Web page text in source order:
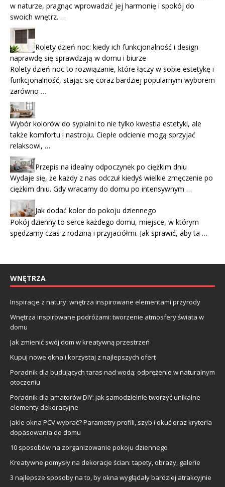
w naturze, pragnąc wprowadzić jej harmonię i spokój do
swoich wnętrz. …
Rolety dzień noc: kiedy ich funkcjonalność i design
naprawdę się sprawdzają w domu i biurze
Rolety dzień noc to rozwiązanie, które łączy w sobie estetykę i
funkcjonalność, stając się coraz bardziej popularnym wyborem
zarówno …
Wybór kolorów do sypialni to nie tylko kwestia estetyki, ale
także komfortu i nastroju. Ciepłe odcienie mogą sprzyjać
relaksowi, …
Przepis na idealny odpoczynek po ciężkim dniu
Wydaje się, że każdy z nas odczuł kiedyś wielkie zmęczenie po
ciężkim dniu. Gdy wracamy do domu po intensywnym …
Jak dodać kolor do pokoju dziennego
Pokój dzienny to serce każdego domu, miejsce, w którym
spędzamy czas z rodziną i przyjaciółmi. Jak sprawić, aby ta …
WNĘTRZA
Inspiracje z natury: wnętrza inspirowane elementami przyrody
Wnętrza inspirowane podróżami: tworzenie atmosfery świata w
domu
Jak zmienić swój dom w kreatywną przestrzeń
Kupuj nowe okna i korzystaj z najlepszych ofert
Poradnik dla budujących taras nad wodą: odprężenie w naturalnym
otoczeniu
Poradnik dla amatorów DIY: jak samodzielnie tworzyć unikalne
elementy dekoracyjne
Jakie okna PCV wybrać? Parametry profili, szyb i okuć oraz kryteria
dopasowania do domu
10 sposobów na zorganizowanie pokoju dziennego
Kreatywne pomysły na dekoracje ścian: tapety, obrazy, galerie
3 najlepsze sposoby na to, by okna wyglądały bardziej atrakcyjnie